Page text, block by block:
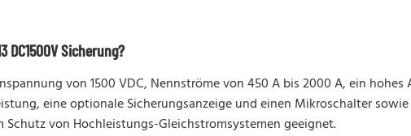
DC1500V Sicherung?
von 1500 VDC, Nennströme von 450 A bis 2000 A, ein
eine optionale Sicherungsanzeige und einen Mikroschalter
Schutz von Hochleistungs-Gleichstromsystemen geeignet.